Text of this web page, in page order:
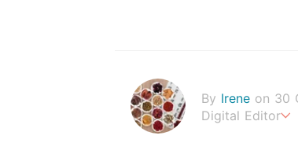
By Irene on 30
Digital Editor